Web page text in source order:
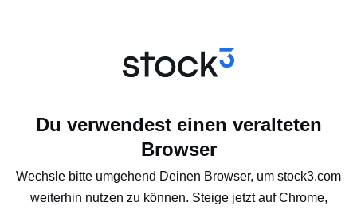
Du verwendest einen veralteten
Browser
Wechsle bitte umgehend Deinen Browser, um stock3.com
weiterhin nutzen zu können. Steige jetzt auf Chrome,